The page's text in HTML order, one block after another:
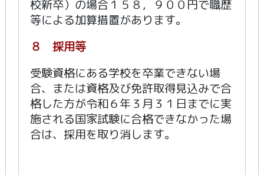
校新卒）の場合１５８，９００円で職歴
等による加算措置があります。
８ 採用等
受験資格にある学校を卒業できない場
合、または資格及び免許取得見込みで合
格した方が令和６年３月３１日までに実
施される国家試験に合格できなかった場
合は、採用を取り消します。